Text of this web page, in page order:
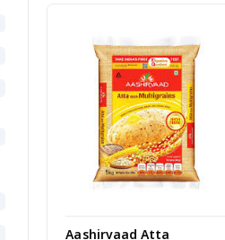
Aashirvaad Atta